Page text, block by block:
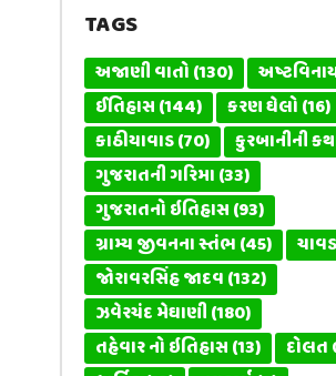
TAGS
અજાણી વાતો(130)
ઈતિહાસ(144) કરણ ઘેલો(16)
કાઠીયાવાડ(70) કુરબાનીની
ગુજરાતની ગરિમા(33)
ગુજરાતનો ઇતિહાસ(93)
ગ્રામ્ય જીવનના સ્તંભ(45)
જોરાવરસિંહ જાદવ(132)
ઝવેરચંદ મેઘાણી(180)
તહેવાર નો ઇતિહાસ(13) દોલત